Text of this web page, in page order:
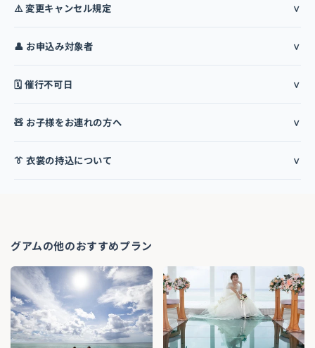
⚠️ 変更キャンセル規定
👤 お申込み対象者
🗓️ 催行不可日
🧸 お子様をお連れの方へ
👔 衣裳の持込について
グアムの他のおすすめプラン